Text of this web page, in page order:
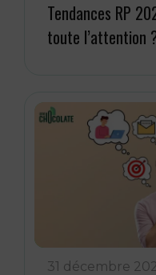
Tendances RP
toute l’attention
31 décembre